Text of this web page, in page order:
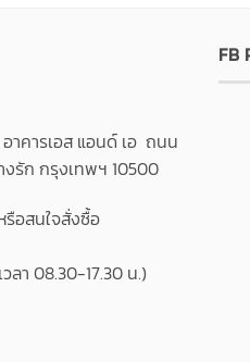
าคารเอส แอนด์ เอ ถนน
รัก กรุงเทพฯ 10500
อสนใจสั่งซื้อ
ลา 08.30-17.30 น.)
FB